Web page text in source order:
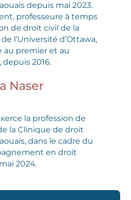
depuis mai 2023.
professeure à temps
de droit civil de la
l’Université d’Ottawa,
au premier et au
2016.
Naser
la profession de
la Clinique de droit
dans le cadre du
en droit
2024.